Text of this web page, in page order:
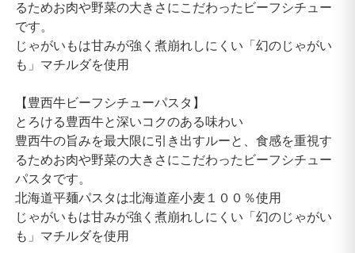
るためお肉や野菜の大きさにこだわったビーフシチュー
です。
じゃがいもは甘みが強く煮崩れしにくい「幻のじゃがい
も」マチルダを使用
【豊西牛ビーフシチューパスタ】
とろける豊西牛と深いコクのある味わい
豊西牛の旨みを最大限に引き出すルーと、食感を重視す
るためお肉や野菜の大きさにこだわったビーフシチュー
パスタです。
北海道平麺パスタは北海道産小麦１００％使用
じゃがいもは甘みが強く煮崩れしにくい「幻のじゃがい
も」マチルダを使用